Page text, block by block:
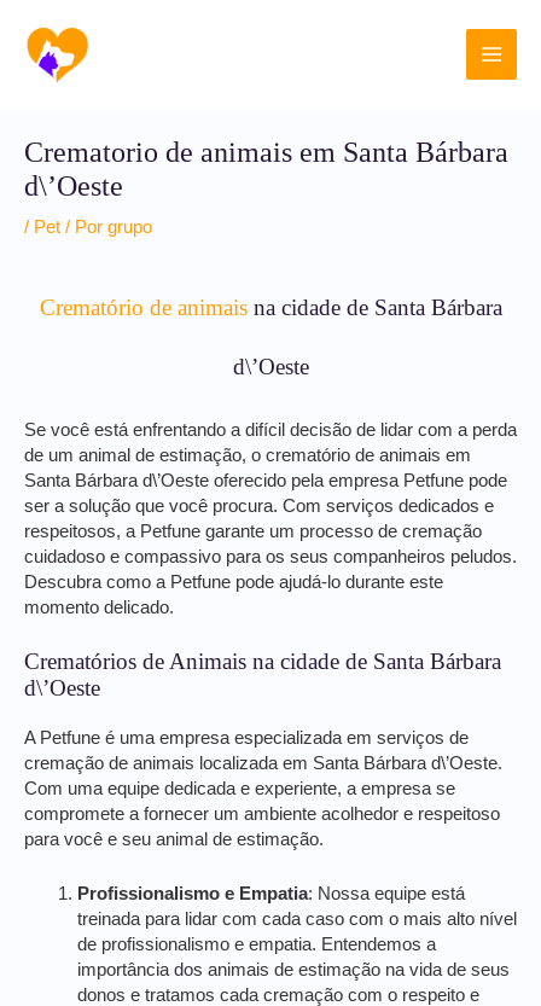
para
conteúdo
Main
Crematorio de animais em Santa Bárbara
d\’Oeste
/ Pet / Por grupo
Crematório de animaisna cidade de Santa Bárbara
d\’Oeste
Se você está enfrentando a difícil decisão de lidar com a perda
de um animal de estimação, o crematório de animais em
Santa Bárbara d\’Oeste oferecido pela empresa Petfune pode
ser a solução que você procura. Com serviços dedicados e
respeitosos, a Petfune garante um processo de cremação
cuidadoso e compassivo para os seus companheiros peludos.
Descubra como a Petfune pode ajudá-lo durante este
momento delicado.
Crematórios de Animais na cidade de Santa Bárbara
d\’Oeste
A Petfune é uma empresa especializada em serviços de
cremação de animais localizada em Santa Bárbara d\’Oeste.
Com uma equipe dedicada e experiente, a empresa se
compromete a fornecer um ambiente acolhedor e respeitoso
para você e seu animal de estimação.
Profissionalismo e Empatia: Nossa equipe está
treinada para lidar com cada caso com o mais alto nível
de profissionalismo e empatia. Entendemos a
importância dos animais de estimação na vida de seus
donos e tratamos cada cremação com o respeito e